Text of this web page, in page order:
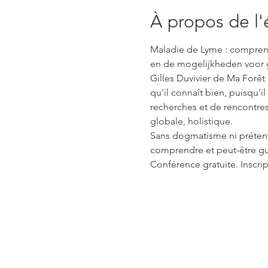
À propos de
Maladie de Lyme :
en de mogelijkheden voor
Gilles Duvivier de Ma
qu'il connaît bien, puisqu'il
recherches et de
globale, holistique.
Sans dogmatisme ni
comprendre et peut-être
Conférence gratuite.